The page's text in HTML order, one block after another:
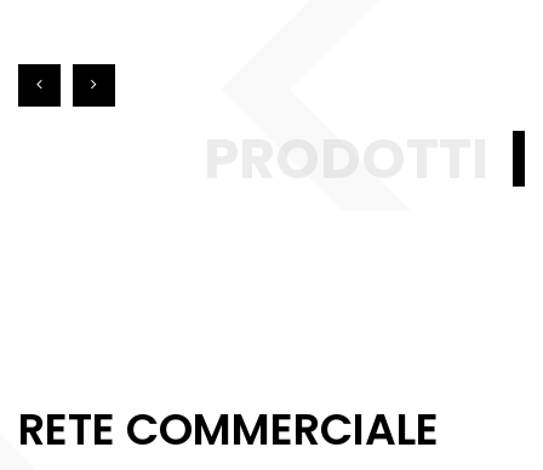
RETE COMMERCIALE